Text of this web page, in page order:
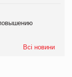
Всі новини